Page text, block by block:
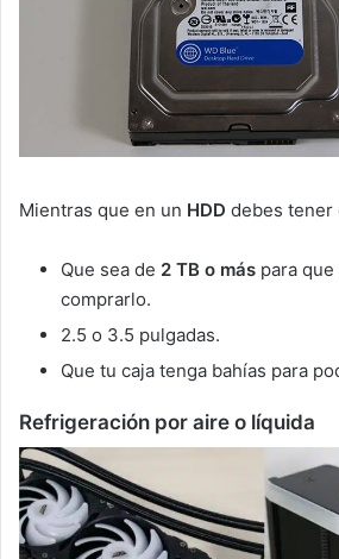
Mientras que en un HDD debes tener
Que sea de 2 TB o más para
comprarlo.
2.5 o 3.5 pulgadas.
Que tu caja tenga bahías para
Refrigeración por aire o líquida